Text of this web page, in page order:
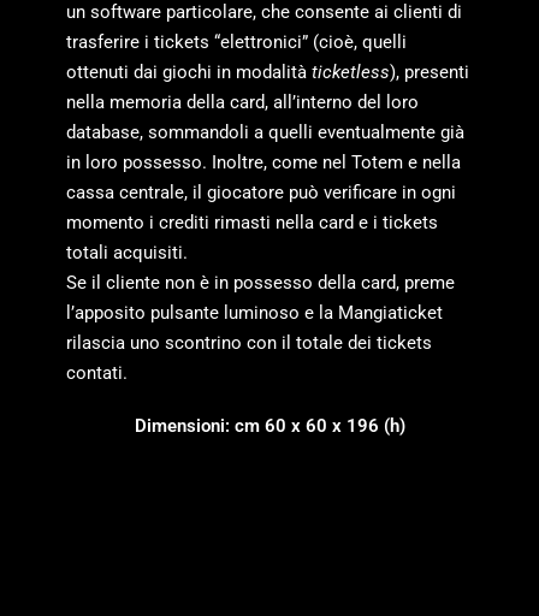
un software particolare, che consente ai clienti di
trasferire i tickets “elettronici” (cioè, quelli
ottenuti dai giochi in modalità ticketless), presenti
nella memoria della card, all’interno del loro
database, sommandoli a quelli eventualmente già
in loro possesso. Inoltre, come nel Totem e nella
cassa centrale, il giocatore può verificare in ogni
momento i crediti rimasti nella card e i tickets
totali acquisiti.
Se il cliente non è in possesso della card, preme
l’apposito pulsante luminoso e la Mangiaticket
rilascia uno scontrino con il totale dei tickets
contati.
Dimensioni: cm 60 x 60 x 196 (h)